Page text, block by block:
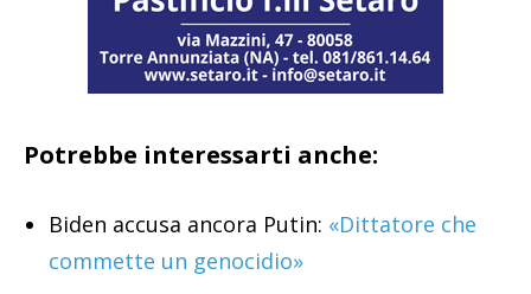
Potrebbe interessarti anche:
Biden accusa ancora Putin: «Dittatore che
commette un genocidio»